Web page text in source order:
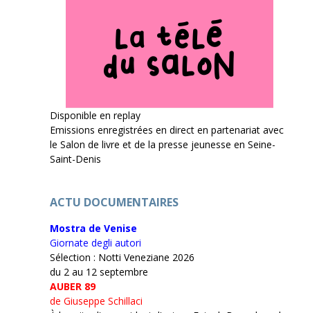
Disponible en replay
Emissions enregistrées en direct en partenariat avec
le Salon de livre et de la presse jeunesse en Seine-
Saint-Denis
ACTU DOCUMENTAIRES
Mostra de Venise
Giornate degli autori
Sélection : Notti Veneziane 2026
du 2 au 12 septembre
AUBER 89
de Giuseppe Schillaci